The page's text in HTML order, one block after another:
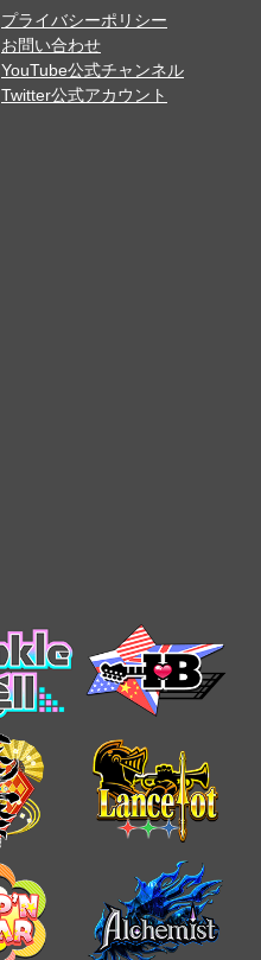
プライバシーポリシー
お問い合わせ
YouTube公式チャンネル
Twitter公式アカウント